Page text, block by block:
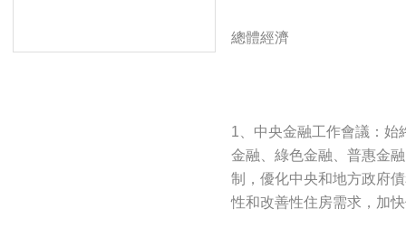
總體經濟
1、中央金融工作會議：始
金融、綠色金融、普惠金
制，優化中央和地方政府
性和改善性住房需求，加